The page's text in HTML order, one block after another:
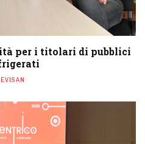
per i titolari di pubblici